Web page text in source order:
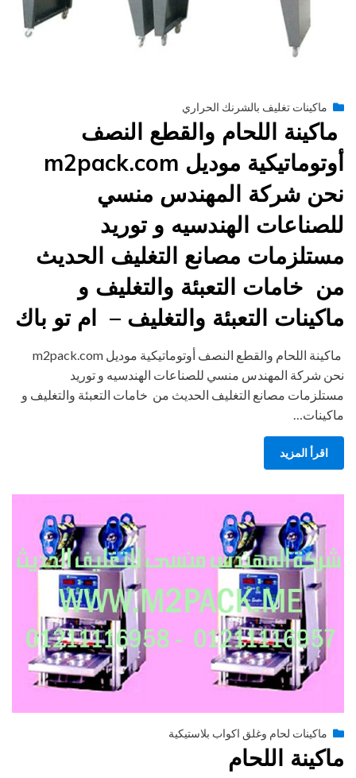
byengmansyPosted
يونيو 29, 2015
ماكينات تغليف بالشرنك الحراري
ماكينة اللحام والقطع النصف
أوتوماتيكية موديل m2pack.com
نحن شركة المهندس منسي
للصناعات الهندسيه و توريد
مستلزمات مصانع التغليف الحديث
من خامات التعبئة والتغليف و
ماكينات التعبئة والتغليف – ام تو باك
ماكينة اللحام والقطع النصف أوتوماتيكية موديل m2pack.com
نحن شركة المهندس منسي للصناعات الهندسيه و توريد
مستلزمات مصانع التغليف الحديث من خامات التعبئة والتغليف و
ماكينات…
اقرأ المزيد
byengmansyPosted
يونيو 29, 2015
ماكينات لحام وغلق اكواب بلاستيكية
ماكينة اللحام